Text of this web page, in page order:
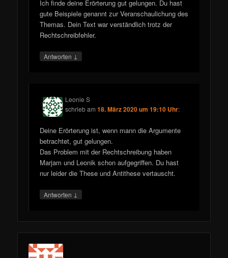
Ich finde deine Erörterung gut gelungen. Du hast
gute Beispiele genannt zur Veranschaulichung des
Themas. Dein Text war verständlich trotz der
Rechtschreibfehler.
Antworten ↓
Leonie S
schriebam18. März 2020 um 19:10 Uhr:
Deine Erörterung ist, wenn mann die Argumente
betrachtet, gut gelungen.
Das Problem mit der Rechtschreibung haben
Marjam und Leonik schon aufgegriffen. Du hast
nur leider die These und Antithese vertauscht.
Antworten ↓